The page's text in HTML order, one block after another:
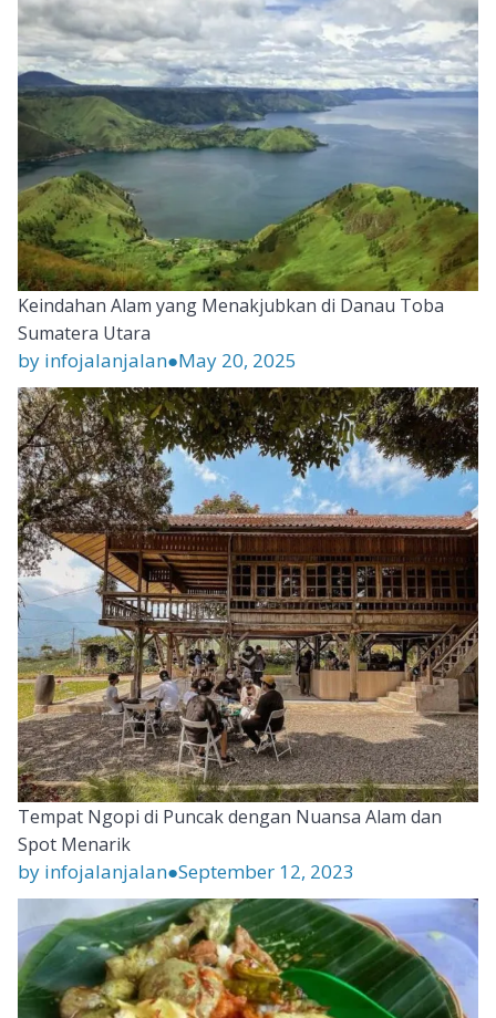
Keindahan Alam yang Menakjubkan di Danau Toba
Sumatera Utara
by infojalanjalan●May 20, 2025
Tempat Ngopi di Puncak dengan Nuansa Alam dan
Spot Menarik
by infojalanjalan●September 12, 2023